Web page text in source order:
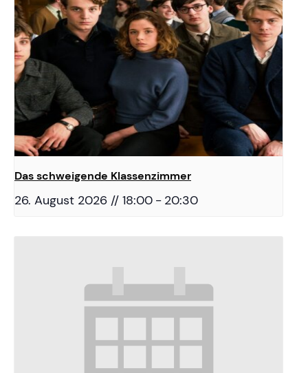
Das schweigende Klassenzimmer
26. August 2026 // 18:00 - 20:30